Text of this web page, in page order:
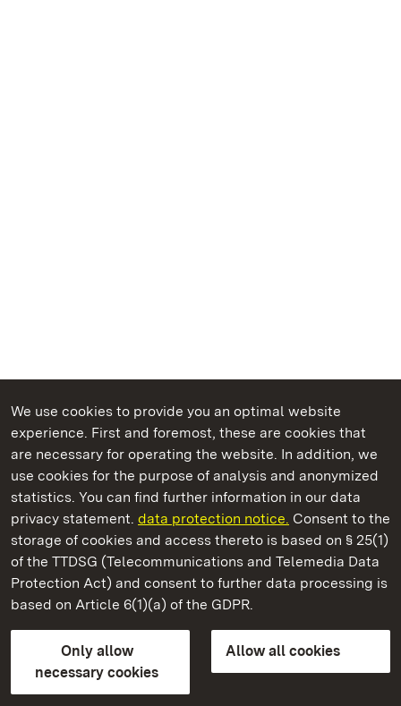
We use cookies to provide you an optimal website
experience. First and foremost, these are cookies that
are necessary for operating the website. In addition, we
use cookies for the purpose of analysis and anonymized
statistics. You can find further information in our data
privacy statement. data protection notice. Consent to the
storage of cookies and access thereto is based on § 25(1)
of the TTDSG (Telecommunications and Telemedia Data
Protection Act) and consent to further data processing is
based on Article 6(1)(a) of the GDPR.
Only allow
necessary cookies
Allow all cookies
State Palaces and Gardens of Baden-Wuerttemberg
Rastatt Residential Palace
State Palaces and Gardens of Baden-Wuerttemberg
Contact usFAQMasthead
Declaration on barrier-free access